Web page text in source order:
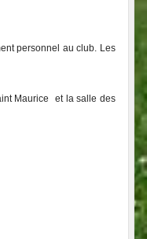
personnel au club. Les
Maurice et la salle des